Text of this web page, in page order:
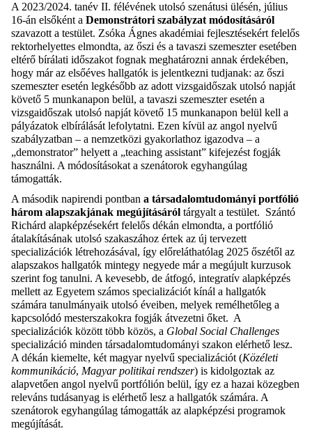
A 2023/2024. tanév II. félévének utolsó szenátusi ülésén, július
16-án elsőként a Demonstrátori szabályzat módosításáról
szavazott a testület. Zsóka Ágnes akadémiai fejlesztésekért felelős
rektorhelyettes elmondta, az őszi és a tavaszi szemeszter esetében
eltérő bírálati időszakot fognak meghatározni annak érdekében,
hogy már az elsőéves hallgatók is jelentkezni tudjanak: az őszi
szemeszter esetén legkésőbb az adott vizsgaidőszak utolsó napját
követő 5 munkanapon belül, a tavaszi szemeszter esetén a
vizsgaidőszak utolsó napját követő 15 munkanapon belül kell a
pályázatok elbírálását lefolytatni. Ezen kívül az angol nyelvű
szabályzatban – a nemzetközi gyakorlathoz igazodva – a
„demonstrator” helyett a „teaching assistant” kifejezést fogják
használni. A módosításokat a szenátorok egyhangúlag
támogatták.
A második napirendi pontban a társadalomtudományi portfólió
három alapszakjának megújításáról tárgyalt a testület. Szántó
Richárd alapképzésekért felelős dékán elmondta, a portfólió
átalakításának utolsó szakaszához értek az új tervezett
specializációk létrehozásával, így előreláthatólag 2025 őszétől az
alapszakos hallgatók mintegy negyede már a megújult kurzusok
szerint fog tanulni. A kevesebb, de átfogó, integratív alapképzés
mellett az Egyetem számos specializációt kínál a hallgatók
számára tanulmányaik utolsó éveiben, melyek remélhetőleg a
kapcsolódó mesterszakokra fogják átvezetni őket. A
specializációk között több közös, a Global Social Challenges
specializáció minden társadalomtudományi szakon elérhető lesz.
A dékán kiemelte, két magyar nyelvű specializációt (Közéleti
kommunikáció, Magyar politikai rendszer) is kidolgoztak az
alapvetően angol nyelvű portfólión belül, így ez a hazai közegben
releváns tudásanyag is elérhető lesz a hallgatók számára. A
szenátorok egyhangúlag támogatták az alapképzési programok
megújítását.